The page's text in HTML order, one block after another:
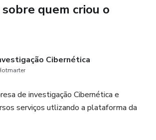
sobre quem criou o
Cibernética
de investigação Cibernética e
serviços utlizando a plataforma da